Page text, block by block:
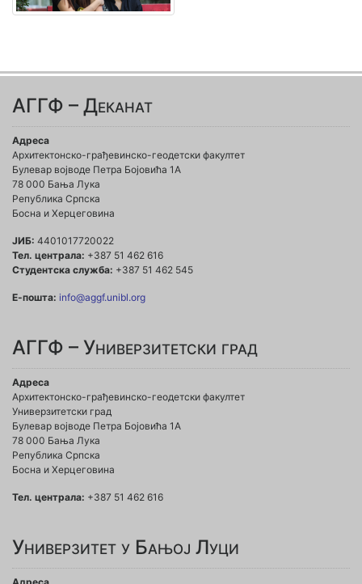
АГГФ – Деканат
Адреса
Архитектонско-грађевинско-геодетски факултет
Булевар војводе Петра Бојовића 1A
78 000 Бања Лука
Република Српска
Босна и Херцеговина
ЈИБ: 4401017720022
Тел. централа: +387 51 462 616
Студентска служба: +387 51 462 545
Е-пошта: info@aggf.unibl.org
АГГФ – Универзитетски град
Адреса
Архитектонско-грађевинско-геодетски факултет
Универзитетски град
Булевар војводе Петра Бојовића 1A
78 000 Бања Лука
Република Српска
Босна и Херцеговина
Тел. централа: +387 51 462 616
Универзитет у Бањој Луци